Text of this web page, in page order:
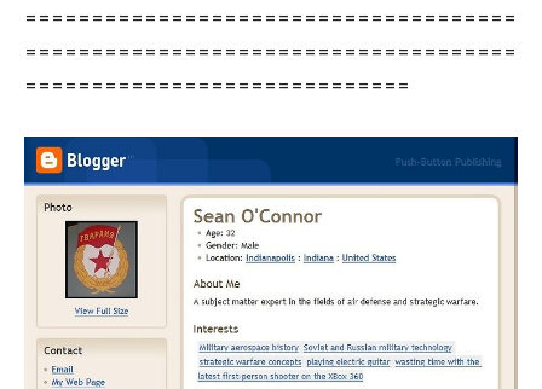
=====================================
=====================================
=============================